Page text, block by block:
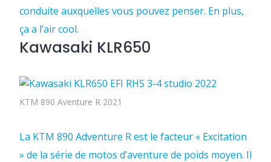
conduite auxquelles vous pouvez penser. En plus,
ça a l’air cool.
Kawasaki KLR650
KTM 890 Aventure R 2021
La KTM 890 Adventure R est le facteur « Excitation
» de la série de motos d’aventure de poids moyen. Il